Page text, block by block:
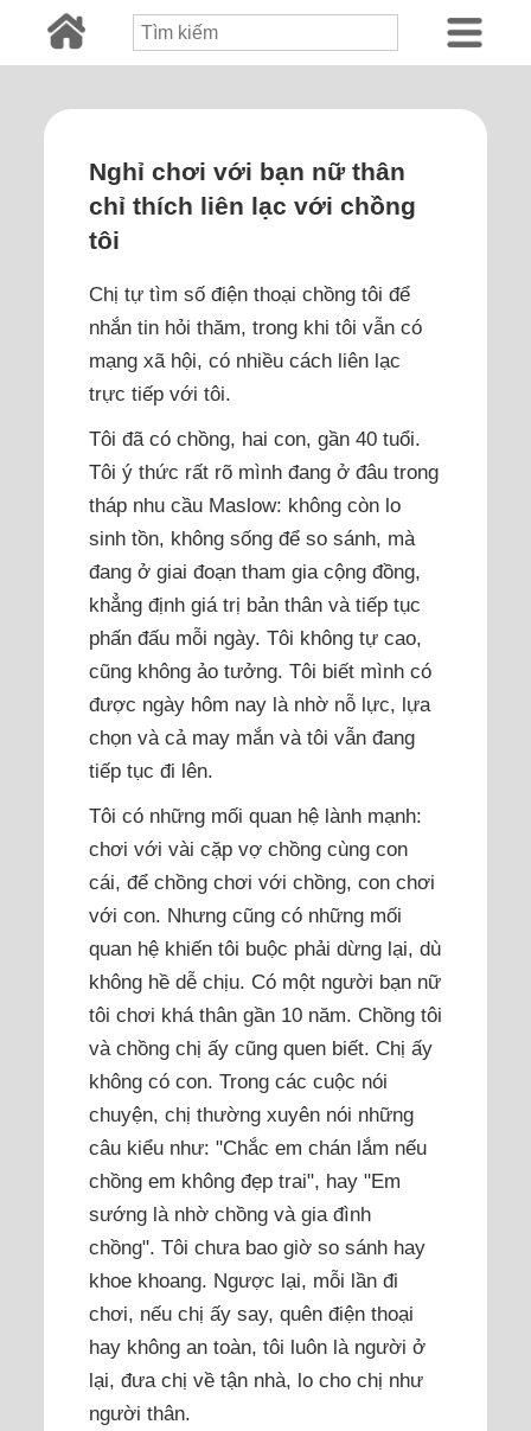
Nghỉ chơi với bạn nữ thân
chỉ thích liên lạc với chồng
tôi
Chị tự tìm số điện thoại chồng tôi để
nhắn tin hỏi thăm, trong khi tôi vẫn có
mạng xã hội, có nhiều cách liên lạc
trực tiếp với tôi.
Tôi đã có chồng, hai con, gần 40 tuổi.
Tôi ý thức rất rõ mình đang ở đâu trong
tháp nhu cầu Maslow: không còn lo
sinh tồn, không sống để so sánh, mà
đang ở giai đoạn tham gia cộng đồng,
khẳng định giá trị bản thân và tiếp tục
phấn đấu mỗi ngày. Tôi không tự cao,
cũng không ảo tưởng. Tôi biết mình có
được ngày hôm nay là nhờ nỗ lực, lựa
chọn và cả may mắn và tôi vẫn đang
tiếp tục đi lên.
Tôi có những mối quan hệ lành mạnh:
chơi với vài cặp vợ chồng cùng con
cái, để chồng chơi với chồng, con chơi
với con. Nhưng cũng có những mối
quan hệ khiến tôi buộc phải dừng lại, dù
không hề dễ chịu. Có một người bạn nữ
tôi chơi khá thân gần 10 năm. Chồng tôi
và chồng chị ấy cũng quen biết. Chị ấy
không có con. Trong các cuộc nói
chuyện, chị thường xuyên nói những
câu kiểu như: "Chắc em chán lắm nếu
chồng em không đẹp trai", hay "Em
sướng là nhờ chồng và gia đình
chồng". Tôi chưa bao giờ so sánh hay
khoe khoang. Ngược lại, mỗi lần đi
chơi, nếu chị ấy say, quên điện thoại
hay không an toàn, tôi luôn là người ở
lại, đưa chị về tận nhà, lo cho chị như
người thân.